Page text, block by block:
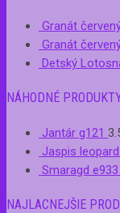
Granát
Granát
Detský
NÁHODNÉ
Jantár g121
Jaspis
Smaragd e933
NAJLACNEJŠIE